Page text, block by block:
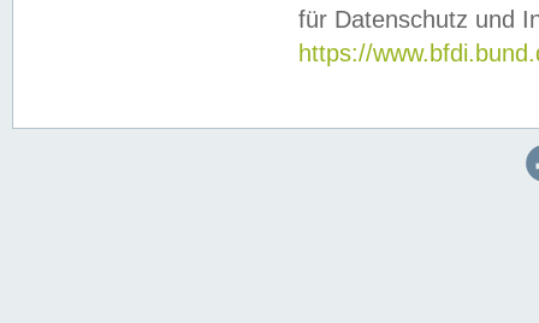
für Datenschutz und
https://